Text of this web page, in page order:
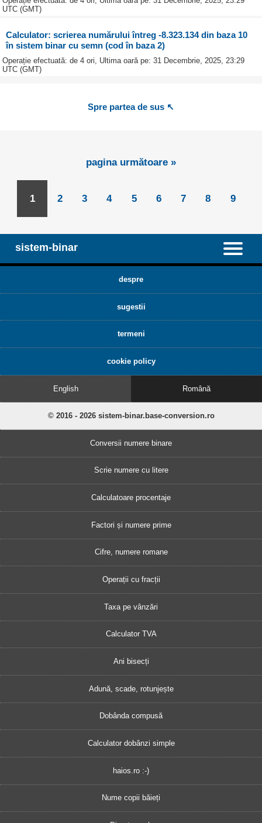
UTC (GMT)
Calculator: scrierea numărului întreg -8.323.134 din baza 10
în sistem binar cu semn (cod în baza 2)
Operație efectuată: de 4 ori, Ultima oară pe: 31 Decembrie, 2025, 23:29
UTC (GMT)
Spre partea de sus ↖
pagina următoare »
1 2 3 4 5 6 7 8 9
sistem-binar
despre
sugestii
termeni
cookie policy
English Română
© 2016 - 2026 sistem-binar.base-conversion.ro
Conversii numere binare
Scrie numere cu litere
Calculatoare procentaje
Factori și numere prime
Cifre, numere romane
Operații cu fracții
Taxa pe vânzări
Calculator TVA
Ani bisecți
Adună, scade, rotunjește
Dobânda compusă
Calculator dobânzi simple
haios.ro :-)
Nume copii băieți